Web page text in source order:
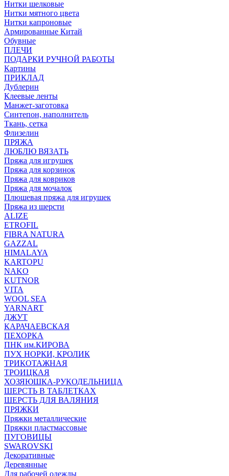
Нитки шелковые
Нитки мятного цвета
Нитки капроновые
Армированные Китай
Обувные
ПЛЕЧИ
ПОДАРКИ РУЧНОЙ РАБОТЫ
Картины
ПРИКЛАД
Дублерин
Клеевые ленты
Манжет-заготовка
Синтепон, наполнитель
Ткань, сетка
Флизелин
ПРЯЖА
ЛЮБЛЮ ВЯЗАТЬ
Пряжа для игрушек
Пряжа для корзинок
Пряжа для ковриков
Пряжа для мочалок
Плюшевая пряжа для игрушек
Пряжа из шерсти
ALIZE
ETROFIL
FIBRA NATURA
GAZZAL
HIMALAYA
KARTOPU
NAKO
KUTNOR
VITA
WOOL SEA
YARNART
ДЖУТ
КАРАЧАЕВСКАЯ
ПЕХОРКА
ПНК им.КИРОВА
ПУХ НОРКИ, КРОЛИК
ТРИКОТАЖНАЯ
ТРОИЦКАЯ
ХОЗЯЮШКА-РУКОДЕЛЬНИЦА
ШЕРСТЬ В ТАБЛЕТКАХ
ШЕРСТЬ ДЛЯ ВАЛЯНИЯ
ПРЯЖКИ
Пряжки металлические
Пряжки пластмассовые
ПУГОВИЦЫ
SWAROVSKI
Декоративные
Деревянные
Для рабочей одежды